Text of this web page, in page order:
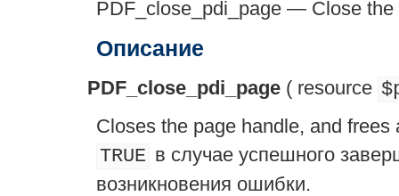
PDF_close_pdi_page — Close
Описание
PDF_close_pdi_page ( resource
Closes the page handle, and
TRUE в случае успешного
возникновения ошибки.